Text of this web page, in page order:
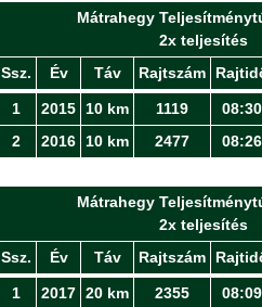
Mátrahegy
2x teljesítés
Ssz.
Év Táv Rajtszám
1 2015 10 km 1119 08:30
2
2016 10 km 2477 08:26
Mátrahegy
2x teljesítés
Ssz.
Év Táv Rajtszám
1 2017 20 km 2355 08:09